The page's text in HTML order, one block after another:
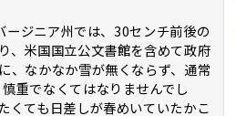
ジニア州では、30センチ前後の
、米国国立公文書館を含めて政府
、なかなか雪が無くならず、通常
重でなくてはなりませんでし
くても日差しが春めいていたかこ